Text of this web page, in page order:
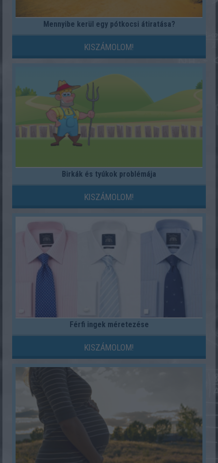
Mennyibe kerül egy pótkocsi átiratása?
KISZÁMOLOM!
Birkák és tyúkok problémája
KISZÁMOLOM!
Férfi ingek méretezése
KISZÁMOLOM!